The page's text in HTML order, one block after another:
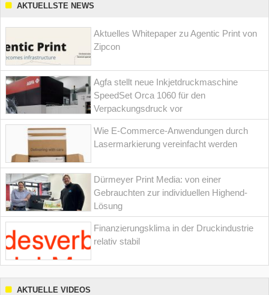
AKTUELLSTE NEWS
Aktuelles Whitepaper zu Agentic Print von
Zipcon
Agfa stellt neue Inkjetdruckmaschine
SpeedSet Orca 1060 für den
Verpackungsdruck vor
Wie E-Commerce-Anwendungen durch
Lasermarkierung vereinfacht werden
Dürmeyer Print Media: von einer
Gebrauchten zur individuellen Highend-
Lösung
Finanzierungsklima in der Druckindustrie
relativ stabil
AKTUELLE VIDEOS